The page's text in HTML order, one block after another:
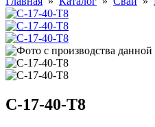
С-17-40-Т8